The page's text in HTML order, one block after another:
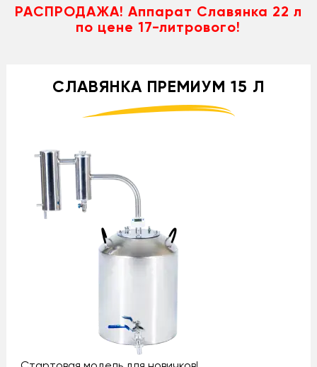
РАСПРОДАЖА! Аппарат Славянка 22 л
по цене 17-литрового!
СЛАВЯНКА ПРЕМИУМ 15 Л